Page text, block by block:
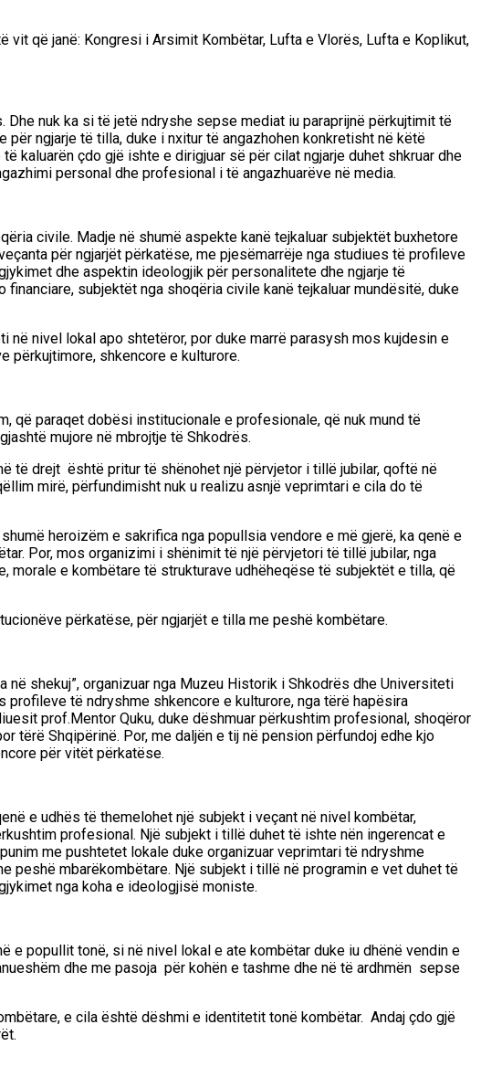
vit që janë: Kongresi i Arsimit Kombëtar, Lufta e Vlorës, Lufta e Koplikut,
nuk ka si të jetë ndryshe sepse mediat iu paraprijnë përkujtimit të
për ngjarje të tilla, duke i nxitur të angazhohen konkretisht në këtë
kaluarën çdo gjë ishte e dirigjuar së për cilat ngjarje duhet shkruar dhe
personal dhe profesional i të angazhuarëve në media.
civile. Madje në shumë aspekte kanë tejkaluar subjektët buxhetore
për ngjarjët përkatëse, me pjesëmarrëje nga studiues të profileve
dhe aspektin ideologjik për personalitete dhe ngjarje të
financiare, subjektët nga shoqëria civile kanë tejkaluar mundësitë, duke
në nivel lokal apo shtetëror, por duke marrë parasysh mos kujdesin e
përkujtimore, shkencore e kulturore.
që paraqet dobësi institucionale e profesionale, që nuk mund të
mujore në mbrojtje të Shkodrës.
të drejt është pritur të shënohet një përvjetor i tillë jubilar, qoftë në
llim mirë, përfundimisht nuk u realizu asnjë veprimtari e cila do të
heroizëm e sakrifica nga popullsia vendore e më gjerë, ka qenë e
Por, mos organizimi i shënimit të një përvjetori të tillë jubilar, nga
morale e kombëtare të strukturave udhëheqëse të subjektët e tilla, që
përkatëse, për ngjarjët e tilla me peshë kombëtare.
në shekuj”, organizuar nga Muzeu Historik i Shkodrës dhe Universiteti
profileve të ndryshme shkencore e kulturore, nga tërë hapësira
prof.Mentor Quku, duke dëshmuar përkushtim profesional, shoqëror
tërë Shqipërinë. Por, me daljën e tij në pension përfundoj edhe kjo
për vitët përkatëse.
e udhës të themelohet një subjekt i veçant në nivel kombëtar,
profesional. Një subjekt i tillë duhet të ishte nën ingerencat e
me pushtetet lokale duke organizuar veprimtari të ndryshme
peshë mbarëkombëtare. Një subjekt i tillë në programin e vet duhet të
nga koha e ideologjisë moniste.
e popullit tonë, si në nivel lokal e ate kombëtar duke iu dhënë vendin e
dhe me pasoja për kohën e tashme dhe në të ardhmën sepse
e cila është dëshmi e identitetit tonë kombëtar. Andaj çdo gjë